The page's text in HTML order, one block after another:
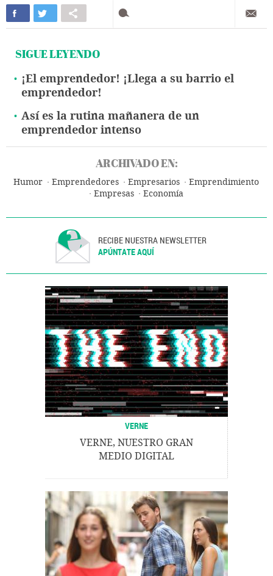
SIGUE LEYENDO
¡El emprendedor! ¡Llega a su barrio el
emprendedor!
Así es la rutina mañanera de un
emprendedor intenso
ARCHIVADO EN:
Humor Emprendedores Empresarios
Emprendimiento
Empresas
Economía
RECIBE NUESTRA NEWSLETTER
APÚNTATE AQUÍ
VERNE
VERNE, NUESTRO GRAN
MEDIO DIGITAL